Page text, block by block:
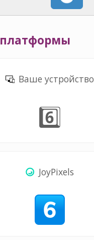
Ваше устройство
6️⃣
JoyPixels